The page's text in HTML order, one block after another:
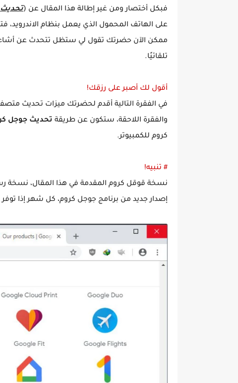
فبكل أختصار ومن غير إطالة هذا المقال عن (تحديث
على الهاتف المحمول الذي يعمل بنظام الاندرويد،
ممكن الآن حضرتك تقول لي ستظل تتحدث عن
تلقائيًا.
أقول لك أصبر على رزقك!
في الفقرة التالية أقدم لحضرتك ميزات تحديث
والفقرة اللاحقة، ستكون عن طريقة تحديث جوجل
كروم للكمبيوتر.
# تنبيه!
نسخة قوقل كروم المقدمة في هذا المقال، نسخة
إصدار جديد من برنامج جوجل كروم، كل شهر إذا